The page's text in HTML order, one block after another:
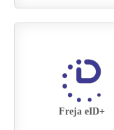
Freja eID+